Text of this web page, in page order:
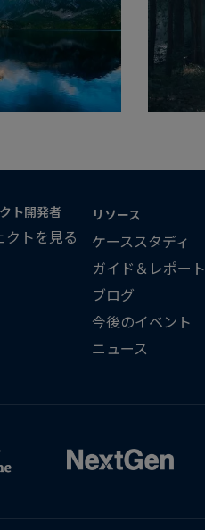
ト開発者
クトを見る
リソース
ケーススタディ
ガイド＆レポート
ブログ
今後のイベント
ニュース